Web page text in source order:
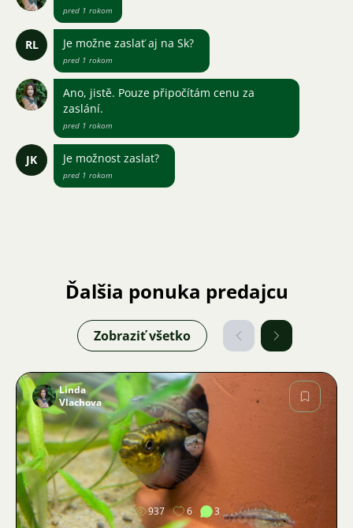
pred 1 rokom
RL Je možne zaslať aj na Sk?
pred 1 rokom
Ano, jistě. Pouze připočítám cenu za
zaslání.
pred 1 rokom
JK Je možnost zaslat?
pred 1 rokom
Ďalšia ponuka predajcu
Zobraziť všetko
Obrázok
Linda
Vlachova
937 6 3